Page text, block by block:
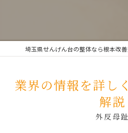
業界の情報を詳し
解説
外反母趾